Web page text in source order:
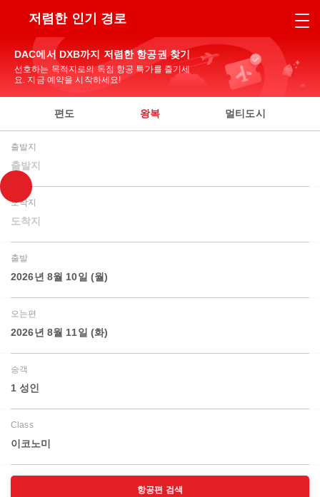
저렴한 인기 경로
DAC에서 DXB까지 저렴한 항공권 찾기
선호하는 목적지로의 독점 항공 특가를 즐기세
요. 지금 예약을 시작하세요!
편도 왕복 멀티도시
출발지
출발지
도착지
도착지
출발
2026년 8월 10일 (월)
오는편
2026년 8월 11일 (화)
승객
1 성인
Class
이코노미
항공편 검색